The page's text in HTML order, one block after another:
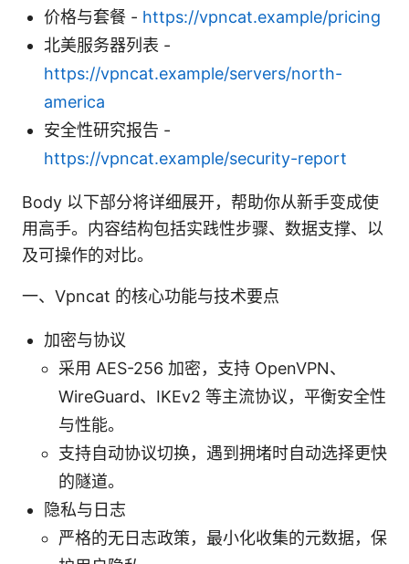
价格与套餐 - https://vpncat.example/pricing
北美服务器列表 -
https://vpncat.example/servers/north-
america
安全性研究报告 -
https://vpncat.example/security-report
Body 以下部分将详细展开，帮助你从新手变成使
用高手。内容结构包括实践性步骤、数据支撑、以
及可操作的对比。
一、Vpncat 的核心功能与技术要点
加密与协议
采用 AES-256 加密，支持 OpenVPN、
WireGuard、IKEv2 等主流协议，平衡安全性
与性能。
支持自动协议切换，遇到拥堵时自动选择更快
的隧道。
隐私与日志
严格的无日志政策，最小化收集的元数据，保